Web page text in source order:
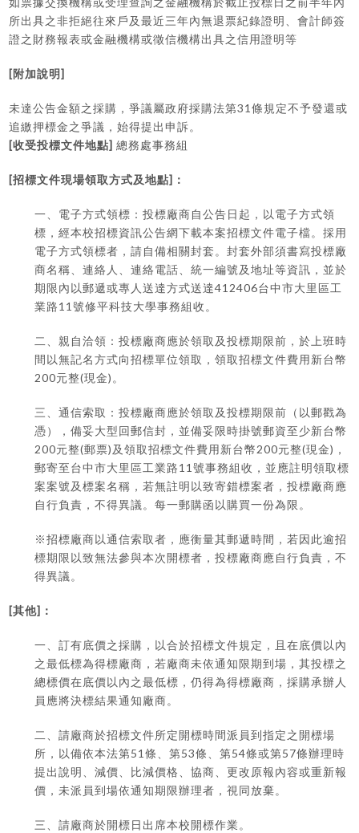
如票據交換機構或受理查詢之金融機構於截止投標日之前半年內
所出具之非拒絕往來戶及最近三年內無退票紀錄證明、會計師簽
證之財務報表或金融機構或徵信機構出具之信用證明等
[ 附加說明 ]
未達公告金額之採購，爭議屬政府採購法第31條規定不予發還或
追繳押標金之爭議，始得提出申訴。
[收受投標文件地點]總務處事務組
[招標文件現場領取方式及地點] ：
一、電子方式領標：投標廠商自公告日起，以電子方式領
標，經本校招標資訊公告網下載本案招標文件電子檔。採用
電子方式領標者，請自備相關封套。封套外部須書寫投標廠
商名稱、連絡人、連絡電話、統一編號及地址等資訊，並於
期限內以郵遞或專人送達方式送達412406台中市大里區工
業路 11號修平科技大學事務組收。
二、親自洽領：投標廠商應於領取及投標期限前，於上班時
間以無記名方式向招標單位領取，領取招標文件費用新台幣
200元整(現金) 。
三、通信索取：投標廠商應於領取及投標期限前（以郵戳為
憑），備妥大型回郵信封，並備妥限時掛號郵資至少新台幣
200元整(郵票) 及領取招標文件費用新台幣200元整(現金) ，
郵寄至台中市大里區工業路 11號事務組收，並應註明領取標
案案號及標案名稱，若無註明以致寄錯標案者，投標廠商應
自行負責，不得異議。每一郵購函以購買一份為限。
※招標廠商以通信索取者，應衡量其郵遞時間，若因此逾招
標期限以致無法參與本次開標者，投標廠商應自行負責，不
得異議。
[其他] ：
一、訂有底價之採購，以合於招標文件規定，且在底價以內
之最低標為得標廠商，若廠商未依通知限期到場，其投標之
總標價在底價以內之最低標，仍得為得標廠商，採購承辦人
員應將決標結果通知廠商。
二、請廠商於招標文件所定開標時間派員到指定之開標場
所，以備依本法第51條、第53條、第54條或第57條辦理時
提出說明、減價、比減價格、協商、更改原報內容或重新報
價，未派員到場依通知期限辦理者，視同放棄。
三、請廠商於開標日出席本校開標作業。